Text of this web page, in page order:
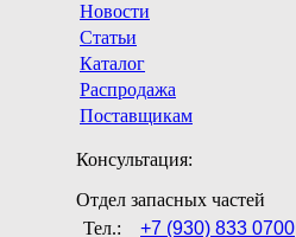
Новости
Статьи
Каталог
Распродажа
Поставщикам
Консультация:
Отдел запасных частей
Тел.:
+7 (930) 833 0700